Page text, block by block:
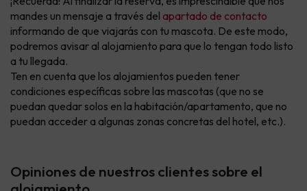
mandes un mensaje a través del apartado de contacto
informando de que viajarás con tu mascota. De este modo,
podremos avisar al alojamiento para que lo tengan todo listo
a tu llegada.
Ten en cuenta que los alojamientos pueden tener
condiciones específicas sobre las mascotas (que no se
puedan quedar solos en la habitación/apartamento, que no
puedan acceder a algunas zonas concretas del hotel, etc.).
Opiniones de nuestros clientes sobre el